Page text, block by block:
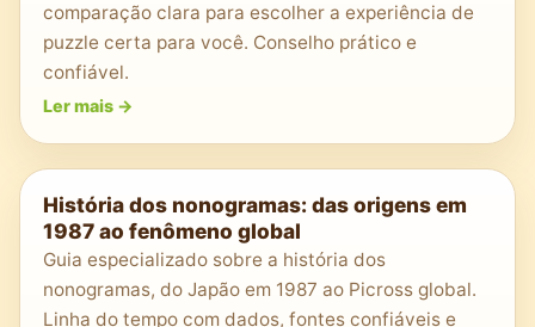
comparação clara para escolher a experiência de
puzzle certa para você. Conselho prático e
confiável.
Ler mais ->
História dos nonogramas: das origens em
1987 ao fenômeno global
Guia especializado sobre a história dos
nonogramas, do Japão em 1987 ao Picross global.
Linha do tempo com dados, fontes confiáveis e